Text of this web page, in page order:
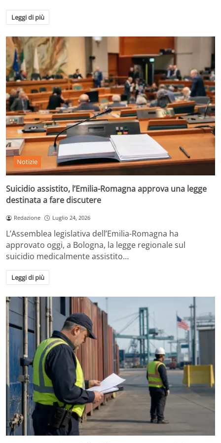
Leggi di più
Notizie
Suicidio assistito, l’Emilia-Romagna approva una legge
destinata a fare discutere
Redazione Luglio 24, 2026
L’Assemblea legislativa dell’Emilia-Romagna ha
approvato oggi, a Bologna, la legge regionale sul
suicidio medicalmente assistito…
Leggi di più